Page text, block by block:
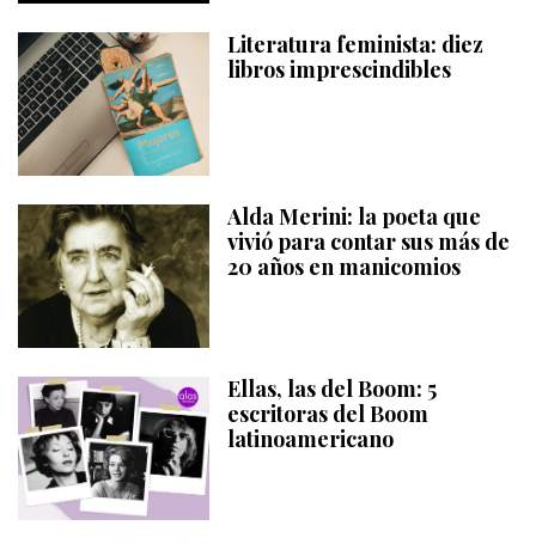
Literatura feminista: diez
libros imprescindibles
Alda Merini: la poeta que
vivió para contar sus más de
20 años en manicomios
Ellas, las del Boom: 5
escritoras del Boom
latinoamericano